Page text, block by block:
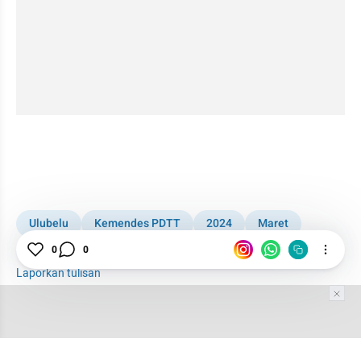
Ulubelu Kemendes PDTT 2024
Maret
Bupati Tanggamus
APBD
Laporkan tulisan
0 0